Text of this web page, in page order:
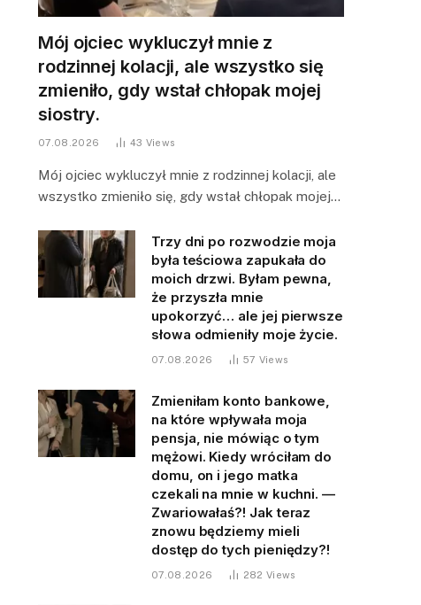
Mój ojciec wykluczył mnie z
rodzinnej kolacji, ale wszystko się
zmieniło, gdy wstał chłopak mojej
siostry.
07.08.2026 43 Views
Mój ojciec wykluczył mnie z rodzinnej kolacji, ale
wszystko zmieniło się, gdy wstał chłopak mojej…
Trzy dni po rozwodzie moja
była teściowa zapukała do
moich drzwi. Byłam pewna,
że przyszła mnie
upokorzyć… ale jej pierwsze
słowa odmieniły moje życie.
07.08.2026 57 Views
Zmieniłam konto bankowe,
na które wpływała moja
pensja, nie mówiąc o tym
mężowi. Kiedy wróciłam do
domu, on i jego matka
czekali na mnie w kuchni. —
Zwariowałaś?! Jak teraz
znowu będziemy mieli
dostęp do tych pieniędzy?!
07.08.2026 282 Views